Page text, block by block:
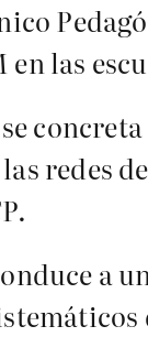
las
redes
a